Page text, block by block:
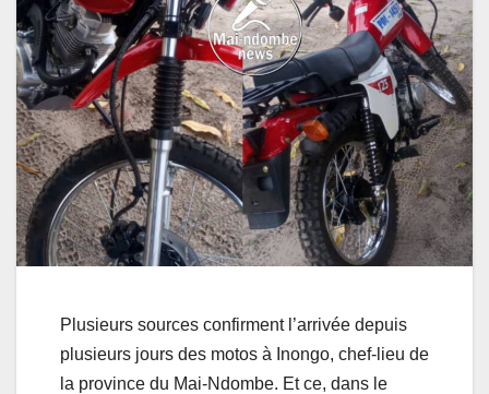
Plusieurs sources confirment l’arrivée depuis
plusieurs jours des motos à Inongo, chef-lieu de
la province du Mai-Ndombe. Et ce, dans le